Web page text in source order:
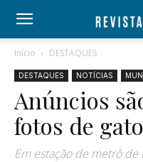
Início DESTAQUES
DESTAQUES NOTÍCIAS
Anúncios
fotos de
Em estação de metrô de